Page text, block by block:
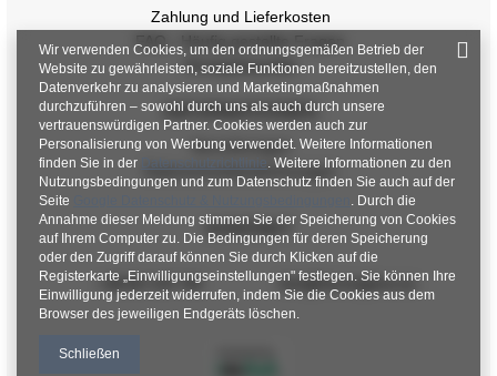
[H] Innere Beinlänge
[J] Gesamtlänge 106
Zahlung und Lieferkosten
FAQ - Häufig gestellte Fragen
Rückgabepolitik
INFORMATIONEN
Verordnungen
Datenschutzbestimmungen
KONTAKT
+48 601 547 740 hurt@factoryprice.eu
Wir verwenden Cookies, um den ordnungsgemäßen Betrieb der
Website zu gewährleisten, soziale Funktionen bereitzustellen, den
Datenverkehr zu analysieren und Marketingmaßnahmen
durchzuführen – sowohl durch uns als auch durch unsere
vertrauenswürdigen Partner. Cookies werden auch zur
Personalisierung von Werbung verwendet. Weitere Informationen
finden Sie in der
Datenschutzrichtlinie. Weitere Informationen zu den
Nutzungsbedingungen und zum Datenschutz finden Sie auch auf der
Seite
. Durch die
Annahme dieser Meldung stimmen Sie der Speicherung von Cookies
auf Ihrem Computer zu. Die Bedingungen für deren Speicherung
oder den Zugriff darauf können Sie durch Klicken auf die
Registerkarte „Einwilligungseinstellungen" festlegen. Sie können Ihre
Einwilligung jederzeit widerrufen, indem Sie die Cookies aus dem
Browser des jeweiligen Endgeräts löschen.
Schließen